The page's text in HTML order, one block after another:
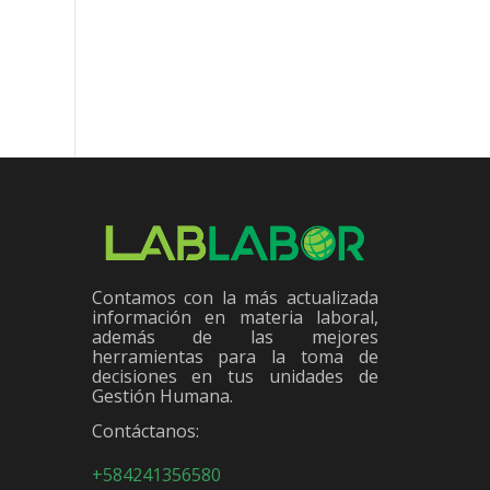
Contamos con la más actualizada
información en materia laboral,
además de las mejores
herramientas para la toma de
decisiones en tus unidades de
Gestión Humana.
Contáctanos:
+584241356580